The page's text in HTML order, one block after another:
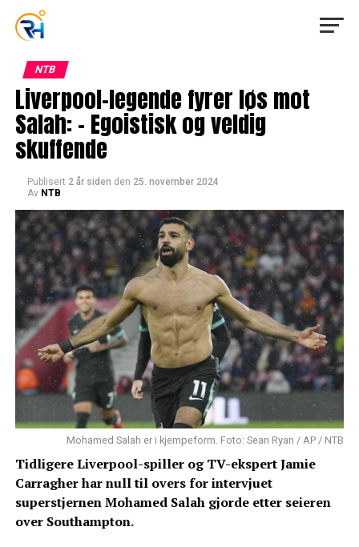
NTB
Liverpool-legende fyrer løs mot
Salah: – Egoistisk og veldig
skuffende
Publisert 2 år siden den 25. november 2024
Av NTB
Mohamed Salah er i kjempeform. Foto: Sean Ryan / AP / NTB
Tidligere Liverpool-spiller og TV-ekspert Jamie
Carragher har null til overs for intervjuet
superstjernen Mohamed Salah gjorde etter seieren
over Southampton.